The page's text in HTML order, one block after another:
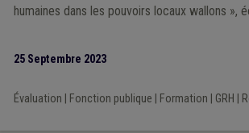
humaines dans les pouvoirs locaux wallons »,
25 Septembre 2023
Évaluation Fonction publique Formation GRH